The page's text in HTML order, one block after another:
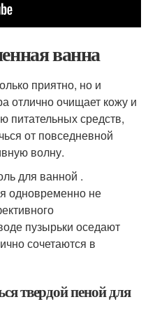
ванна
приятно, но и
отлично очищает кожу и
питательных средств,
от повседневной
волну.
для ванной .
одновременно не
пузырьки оседают
сочетаются в
твердой пеной для